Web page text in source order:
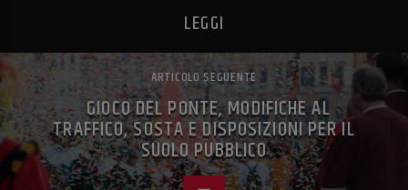
LEGGI
ARTICOLO SEGUENTE
GIOCO DEL PONTE, MODIFICHE AL
TRAFFICO, SOSTA E DISPOSIZIONI PER IL
SUOLO PUBBLICO